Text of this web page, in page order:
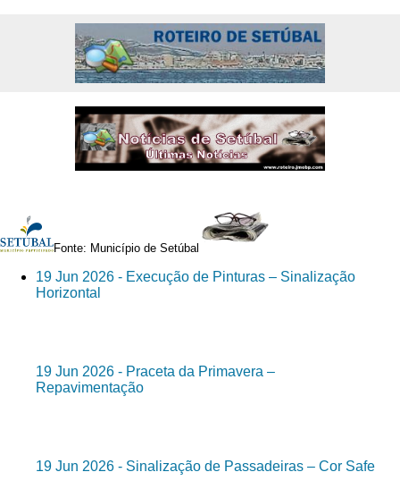
Fonte: Município de Setúbal
19 Jun 2026 - Execução de Pinturas – Sinalização
Horizontal
19 Jun 2026 - Praceta da Primavera –
Repavimentação
19 Jun 2026 - Sinalização de Passadeiras – Cor Safe